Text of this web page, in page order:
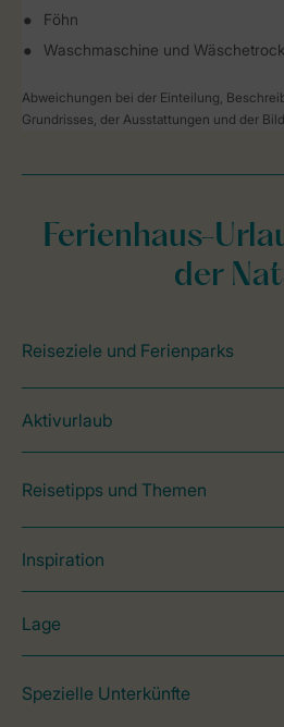
Föhn
Waschmaschine und
Abweichungen bei der Einteilung,
Grundrisses, der Ausstattungen und der
Ferienhaus-
der
Reiseziele und Ferienparks
Aktivurlaub
Reisetipps und Themen
Inspiration
Lage
Spezielle Unterkünfte